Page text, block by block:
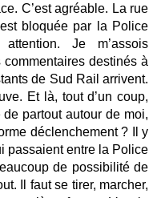
C’est agréable. La rue
bloquée par la Police
Je m’assois
destinés à
de Sud Rail arrivent.
Et là, tout d’un coup,
partout autour de moi,
déclenchement ? Il y
passaient entre la Police
de possibilité de
Il faut se tirer, marcher,